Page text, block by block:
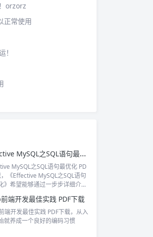
orzorz
正常使用
！
Effective MySQL之SQL语句最优化 PDF下载
MySQL之SQL语句最优化 PD
，《Effective MySQL之SQL语句
》希望能够通过一步步详细介绍
的SQL语句。
端开发最佳实践 PDF下载
端开发最佳实践 PDF下载，从入
就养成一个良好的编码习惯